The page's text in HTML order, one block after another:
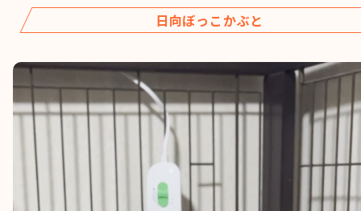
日向ぼっこかぶと